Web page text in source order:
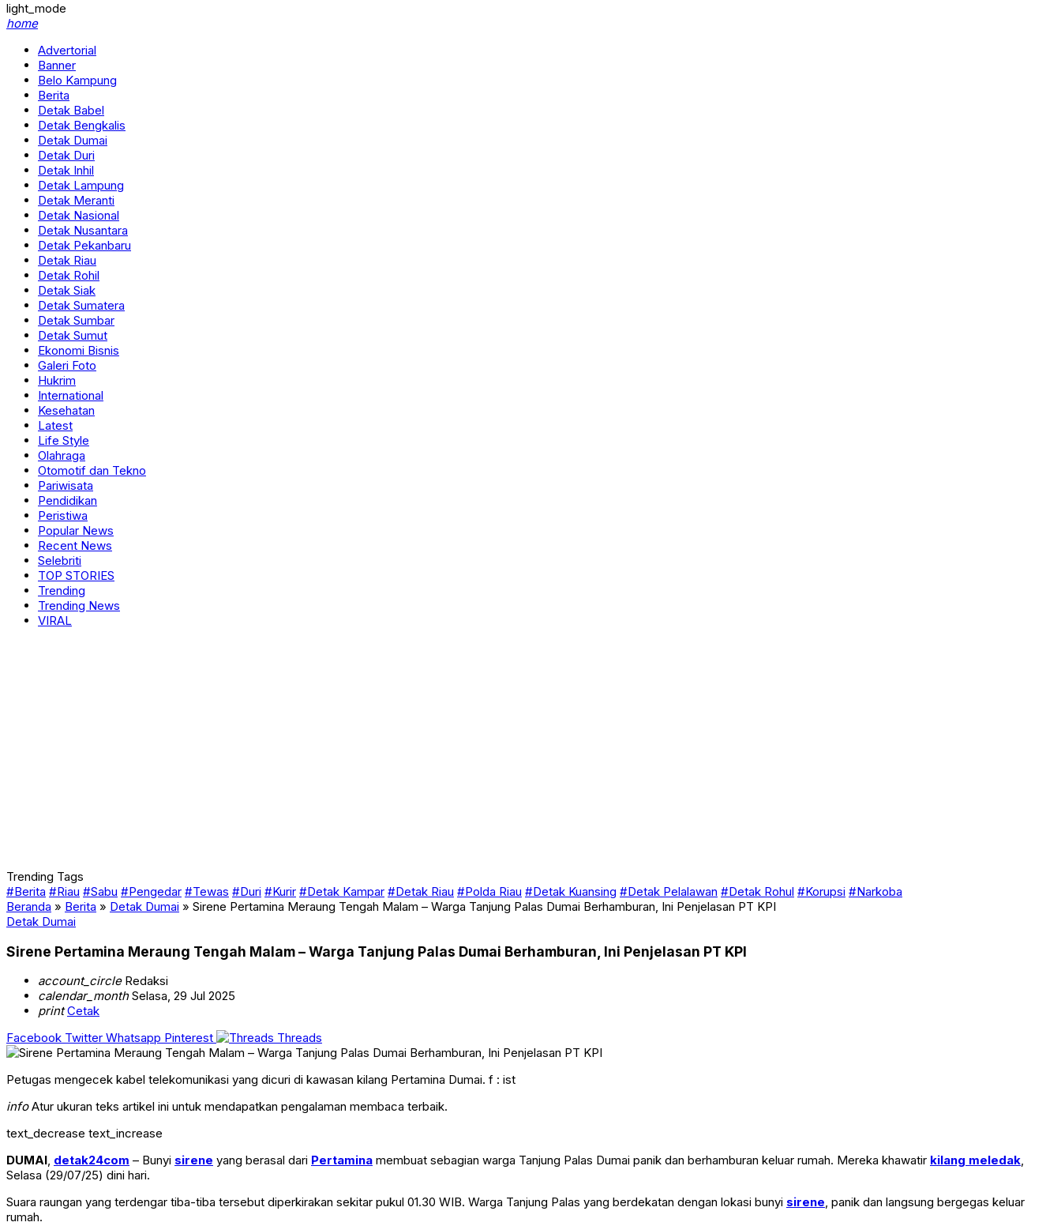
light_mode
home
Advertorial
Banner
Belo Kampung
Berita
Detak Babel
Detak Bengkalis
Detak Dumai
Detak Duri
Detak Inhil
Detak Lampung
Detak Meranti
Detak Nasional
Detak Nusantara
Detak Pekanbaru
Detak Riau
Detak Rohil
Detak Siak
Detak Sumatera
Detak Sumbar
Detak Sumut
Ekonomi Bisnis
Galeri Foto
Hukrim
International
Kesehatan
Latest
Life Style
Olahraga
Otomotif dan Tekno
Pariwisata
Pendidikan
Peristiwa
Popular News
Recent News
Selebriti
TOP STORIES
Trending
Trending News
VIRAL
Trending Tags
#Berita #Riau #Sabu #Pengedar #Tewas #Duri #Kurir #Detak Kampar #Detak Riau #Polda Riau #Detak Kuansing #Detak Pelalawan #Detak Rohul #Korupsi #Narkoba
Beranda » Berita » Detak Dumai » Sirene Pertamina Meraung Tengah Malam – Warga Tanjung Palas Dumai Berhamburan, Ini Penjelasan PT KPI
Detak Dumai
Sirene Pertamina Meraung Tengah Malam – Warga Tanjung Palas Dumai Berhamburan, Ini Penjelasan PT KPI
account_circleRedaksi
calendar_monthSelasa, 29 Jul 2025
print Cetak
Facebook Twitter Whatsapp Pinterest Threads
Petugas mengecek kabel telekomunikasi yang dicuri di kawasan kilang Pertamina Dumai. f : ist
infoAtur ukuran teks artikel ini untuk mendapatkan pengalaman membaca terbaik.
text_decrease text_increase
DUMAI, detak24com – Bunyi sirene yang berasal dari Pertamina membuat sebagian warga Tanjung Palas Dumai panik dan berhamburan keluar rumah. Mereka khawatir kilang meledak,
Selasa (29/07/25) dini hari.
Suara raungan yang terdengar tiba-tiba tersebut diperkirakan sekitar pukul 01.30 WIB. Warga Tanjung Palas yang berdekatan dengan lokasi bunyi sirene, panik dan langsung bergegas keluar
rumah.